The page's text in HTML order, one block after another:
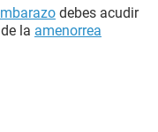
debes acudir
la amenorrea